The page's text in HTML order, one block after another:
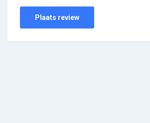
Plaats review